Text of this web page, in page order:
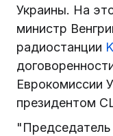
Украины. На
министр
радиостанции
Еврокомиссии
президентом
"Председатель